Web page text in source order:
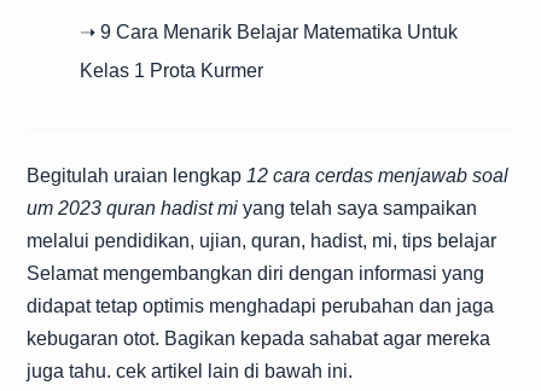
➝ 9 Cara Menarik Belajar Matematika Untuk
Kelas 1 Prota Kurmer
Begitulah uraian lengkap 12 cara cerdas menjawab soal
um 2023 quran hadist mi yang telah saya sampaikan
melalui pendidikan, ujian, quran, hadist, mi, tips belajar
Selamat mengembangkan diri dengan informasi yang
didapat tetap optimis menghadapi perubahan dan jaga
kebugaran otot. Bagikan kepada sahabat agar mereka
juga tahu. cek artikel lain di bawah ini.